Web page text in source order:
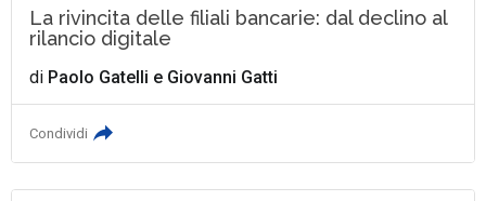
La rivincita delle filiali bancarie: dal declino al
rilancio digitale
di Paolo Gatelli e Giovanni Gatti
Condividi